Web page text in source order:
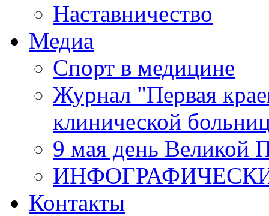
Наставничество
Медиа
Спорт в медицине
Журнал "Первая
клинической
9 мая день Великой
Контакты